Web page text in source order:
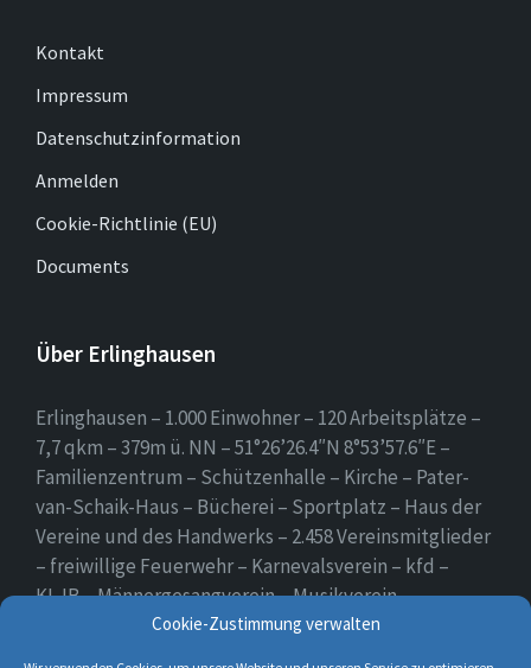
Cookie-Zustimmung verwalten
Kontakt
Impressum
Datenschutzinformation
Anmelden
Cookie-Richtlinie (EU)
Documents
Über Erlinghausen
Erlinghausen – 1.000 Einwohner – 120 Arbeitsplätze –
7,7 qkm – 379m ü. NN – 51°26’26.4″N 8°53’57.6″E –
Familienzentrum – Schützenhalle – Kirche – Pater-
van-Schaik-Haus – Bücherei – Sportplatz – Haus der
Vereine und des Handwerks – 2.458 Vereinsmitglieder
– freiwillige Feuerwehr – Karnevalsverein – kfd –
KLJB – Männergesangverein – Musikverein –
Schützenverein – Sportverein – Use Erlingsen – das